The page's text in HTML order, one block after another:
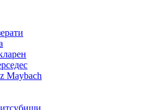
Maybach